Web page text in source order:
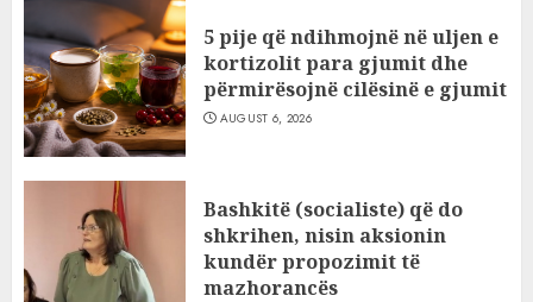
5 pije që ndihmojnë në uljen e
kortizolit para gjumit dhe
përmirësojnë cilësinë e gjumit
AUGUST 6, 2026
Bashkitë (socialiste) që do
shkrihen, nisin aksionin
kundër propozimit të
mazhorancës